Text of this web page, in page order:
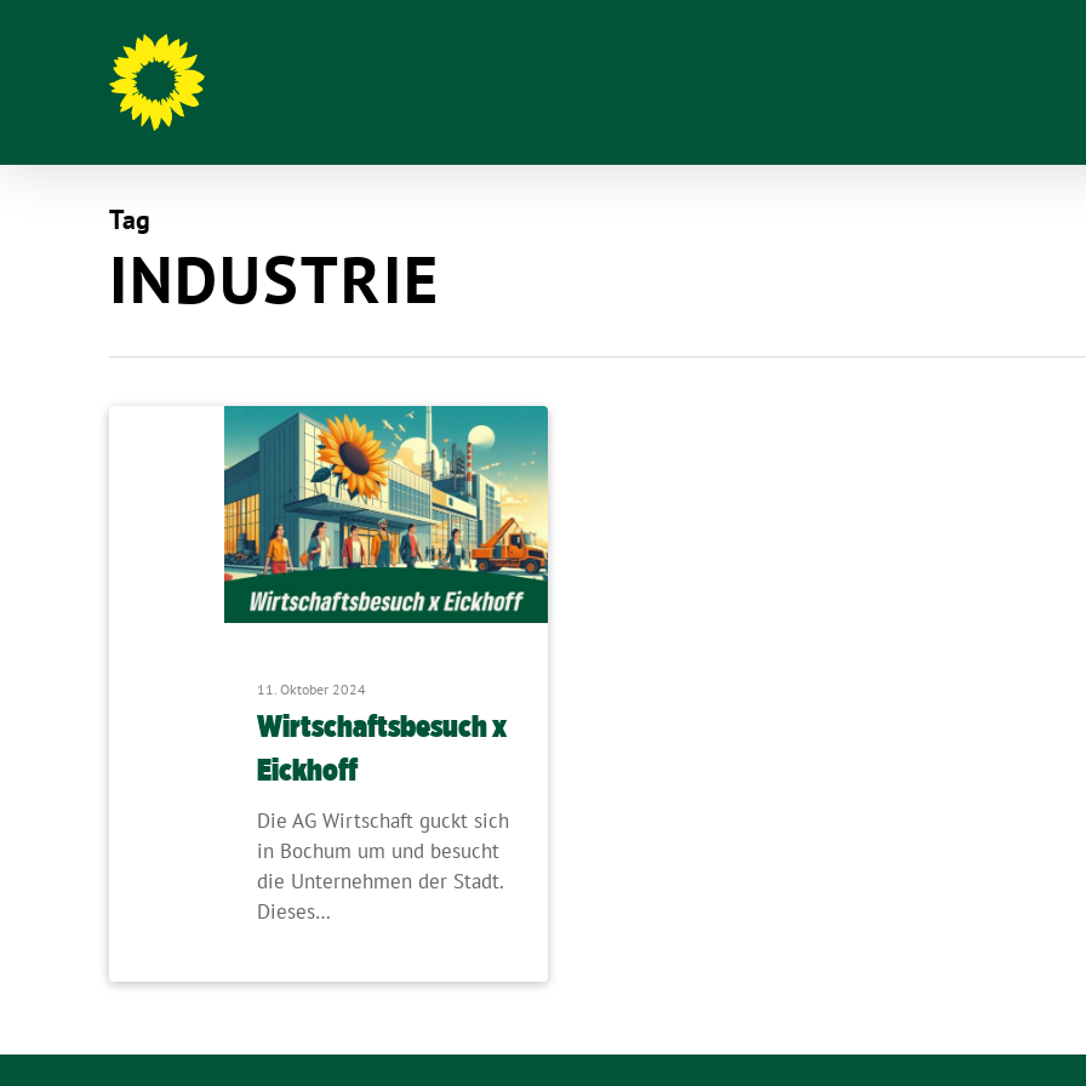
Tag
INDUSTRIE
11. Oktober 2024
Wirtschaftsbesuch x
Eickhoff
Die AG Wirtschaft guckt sich
in Bochum um und besucht
die Unternehmen der Stadt.
Dieses…